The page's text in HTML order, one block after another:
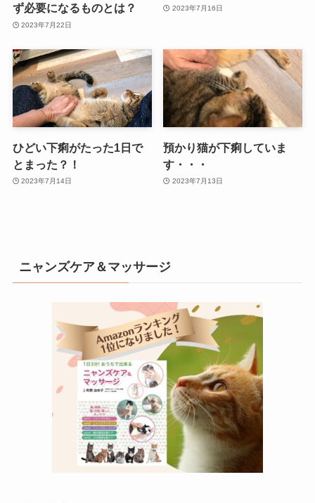
ず必要になるものとは？
2023年7月22日
2023年7月16日
ひどい下痢がたった1日で
とまった？！
2023年7月14日
預かり猫が下痢していま
す・・・
2023年7月13日
ニャンズケア＆マッサージ